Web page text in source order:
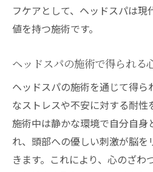
フケアとして、ヘッドスパは
値を持つ施術です。
ヘッドスパの施術で得られる
ヘッドスパの施術を通じて得
なストレスや不安に対する耐性
施術中は静かな環境で自分自身
れ、頭部への優しい刺激が脳
きます。これにより、心のざわ